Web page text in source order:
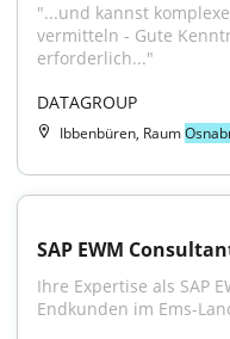
"...und kannst
vermitteln - Gute
erforderlich..."
DATAGROUP
Ibbenbüren, Raum
SAP EWM
Ihre Expertise als SAP
Endkunden im Ems-